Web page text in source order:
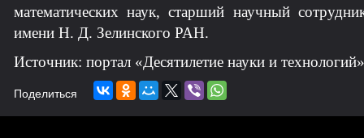
математических наук, старший научный
имени Н. Д. Зелинского РАН.
Источник: портал «Десятилетие науки и технологий»
Поделиться